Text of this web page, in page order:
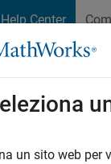
Center
un sito web per